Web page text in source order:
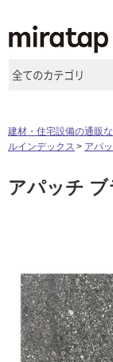
キッチン
ウッドデッキ
収納
施工事例
店舗・施設事例
名古屋ショー
福岡ショール
ご利用ガイド
よくある質問
ミラタップと
ASOLIE
建材・住宅設備の通販
ルインデックス
アパ
アパッチ